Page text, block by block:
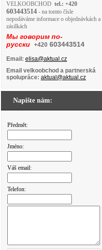
VELKOOBCHOD tel.: +420
603443514 - na tomto čísle
nepodáváme informace o objednávkách a
zásilkách
Мы говорим по-
русски +420 603443514
Email: elisa@aktual.cz
Email velkoobchod a partnerská
spolupráce: aktual@aktual.cz
Napište nám:
Předmět:
Jméno:
Váš email:
Telefon: